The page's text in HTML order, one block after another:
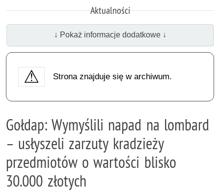
Aktualności
↓ Pokaż informacje dodatkowe ↓
Strona znajduje się w archiwum.
Gołdap: Wymyślili napad na lombard
– usłyszeli zarzuty kradzieży
przedmiotów o wartości blisko
30.000 złotych